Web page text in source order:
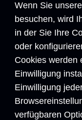
Wenn Sie
besuchen, wird
in der Sie Ihre
oder
Cookies werden
Einwilligung
Einwilligung
verfügbaren